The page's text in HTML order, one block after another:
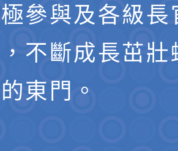
參與及各級長
不斷成長茁壯
東門。